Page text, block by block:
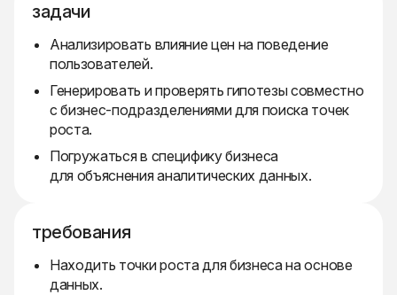
задачи
Анализировать влияние цен на поведение
пользователей.
Генерировать и проверять гипотезы совместно
с бизнес-подразделениями для поиска точек
роста.
Погружаться в специфику бизнеса
для объяснения аналитических данных.
требования
Находить точки роста для бизнеса на основе
данных.